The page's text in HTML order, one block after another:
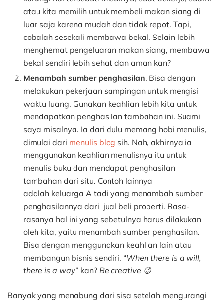
atau kita memilih untuk membeli makan siang di
luar saja karena mudah dan tidak repot. Tapi,
cobalah sesekali membawa bekal. Selain lebih
menghemat pengeluaran makan siang, membawa
bekal sendiri lebih sehat dan aman kan?
Menambah sumber penghasilan. Bisa dengan
melakukan pekerjaan sampingan untuk mengisi
waktu luang. Gunakan keahlian lebih kita untuk
mendapatkan penghasilan tambahan ini. Suami
saya misalnya. Ia dari dulu memang hobi menulis,
dimulai dari menulis blog sih. Nah, akhirnya ia
menggunakan keahlian menulisnya itu untuk
menulis buku dan mendapat penghasilan
tambahan dari situ. Contoh lainnya
adalah keluarga A tadi yang menambah sumber
penghasilannya dari jual beli properti. Rasa-
rasanya hal ini yang sebetulnya harus dilakukan
oleh kita, yaitu menambah sumber penghasilan.
Bisa dengan menggunakan keahlian lain atau
membangun bisnis sendiri. “When there is a will,
there is a way” kan? Be creative 😉
Banyak yang menabung dari sisa setelah mengurangi